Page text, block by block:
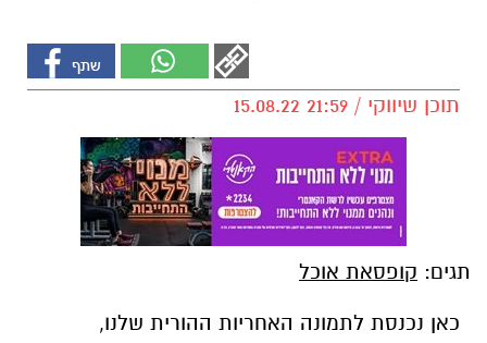
תוכן שיווקי / 21:59 15.08.22
תגים: קופסאת אוכל
כאן נכנסת לתמונה האחריות ההורית שלנו,